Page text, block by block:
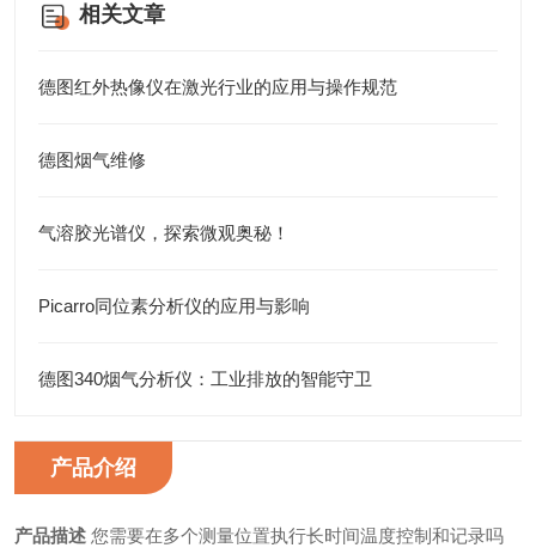
相关文章
德图红外热像仪在激光行业的应用与操作规范
德图烟气维修
气溶胶光谱仪，探索微观奥秘！
Picarro同位素分析仪的应用与影响
德图340烟气分析仪：工业排放的智能守卫
产品介绍
产品描述 您需要在多个测量位置执行长时间温度控制和记录吗